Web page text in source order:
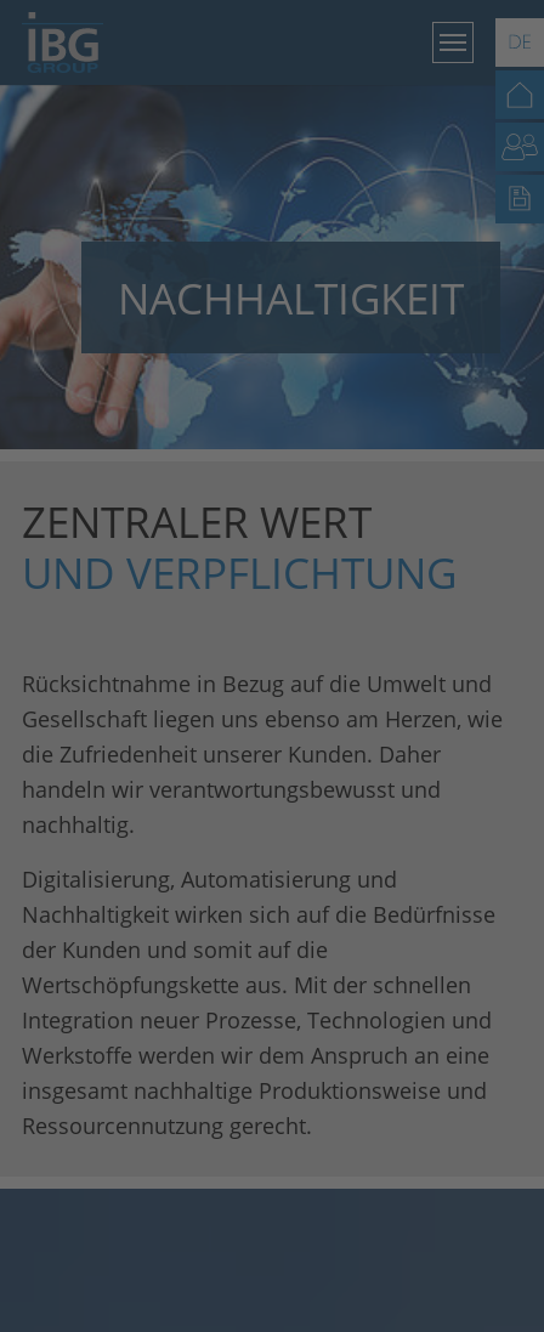
Skip
to
main
NACHHALTIGKEIT
ZENTRALER WERT
UND VERPFLICHTUNG
Rücksichtnahme in Bezug auf die Umwelt und
Gesellschaft liegen uns ebenso am Herzen, wie
die Zufriedenheit unserer Kunden. Daher
handeln wir verantwortungsbewusst und
nachhaltig.
Digitalisierung, Automatisierung und
Nachhaltigkeit wirken sich auf die Bedürfnisse
der Kunden und somit auf die
Wertschöpfungskette aus. Mit der schnellen
Integration neuer Prozesse, Technologien und
Werkstoffe werden wir dem Anspruch an eine
insgesamt nachhaltige Produktionsweise und
Ressourcennutzung gerecht.